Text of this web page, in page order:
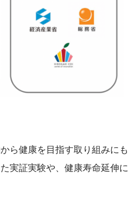
ら健康を目指す取り組みにも
実証実験や、健康寿命延伸に